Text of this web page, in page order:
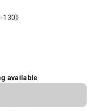
》
available